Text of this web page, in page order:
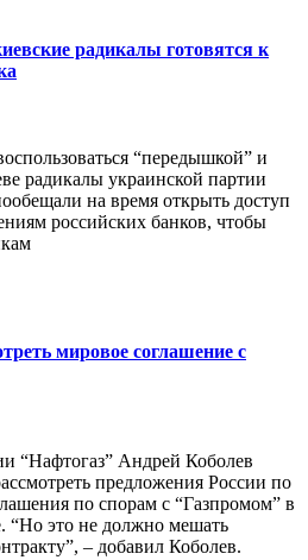
радикалы готовятся к
“передышкой” и
радикалы украинской партии
на время открыть доступ
российских банков, чтобы
мировое соглашение с
“Нафтогаз” Андрей Коболев
предложения России по
по спорам с “Газпромом” в
“Но это не должно мешать
– добавил Коболев.